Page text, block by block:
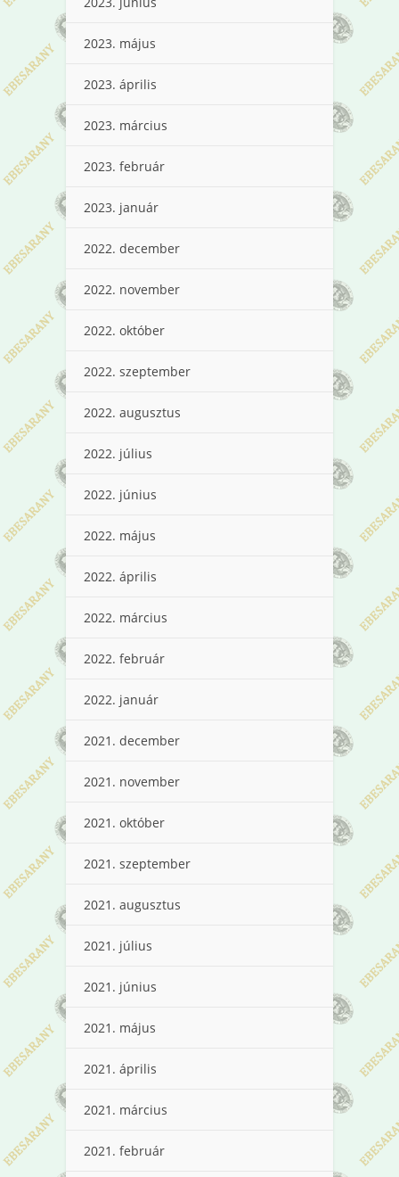
2023. május
2023. április
2023. március
2023. február
2023. január
2022. december
2022. november
2022. október
2022. szeptember
2022. augusztus
2022. július
2022. június
2022. május
2022. április
2022. március
2022. február
2022. január
2021. december
2021. november
2021. október
2021. szeptember
2021. augusztus
2021. július
2021. június
2021. május
2021. április
2021. március
2021. február